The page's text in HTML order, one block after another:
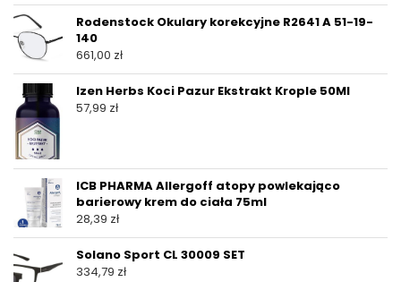
Rodenstock Okulary korekcyjne R2641 A 51-19-
140
661,00 zł
Izen Herbs Koci Pazur Ekstrakt Krople 50Ml
57,99 zł
ICB PHARMA Allergoff atopy powlekająco
barierowy krem do ciała 75ml
28,39 zł
Solano Sport CL 30009 SET
334,79 zł